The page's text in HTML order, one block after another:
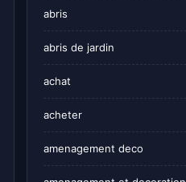
abris
abris de jardin
achat
acheter
amenagement deco